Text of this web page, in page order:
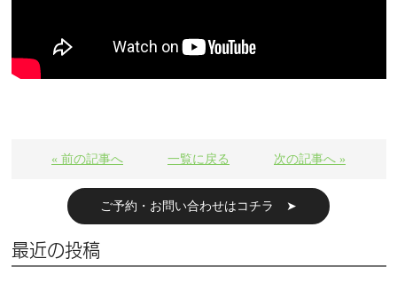
« 前の記事へ 一覧に戻る 次の記事へ »
ご予約・お問い合わせはコチラ ➤
最近の投稿